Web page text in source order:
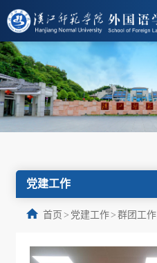
党建工作
首页 > 党建工作> 群团工作